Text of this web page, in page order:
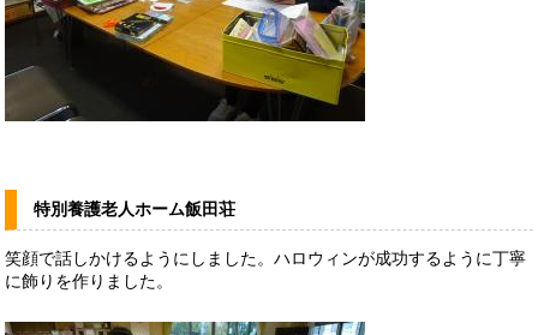
特別養護老人ホーム飯田荘
笑顔で話しかけるようにしました。ハロウィンが成功するように丁寧
に飾りを作りました。